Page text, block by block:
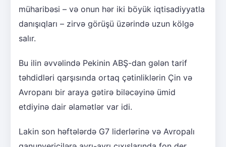
müharibəsi – və onun hər iki böyük iqtisadiyyatla
danışıqları – zirvə görüşü üzərində uzun kölgə
salır.
Bu ilin əvvəlində Pekinin ABŞ-dan gələn tarif
təhdidləri qarşısında ortaq çətinliklərin Çin və
Avropanı bir araya gətirə biləcəyinə ümid
etdiyinə dair əlamətlər var idi.
Lakin son həftələrdə G7 liderlərinə və Avropalı